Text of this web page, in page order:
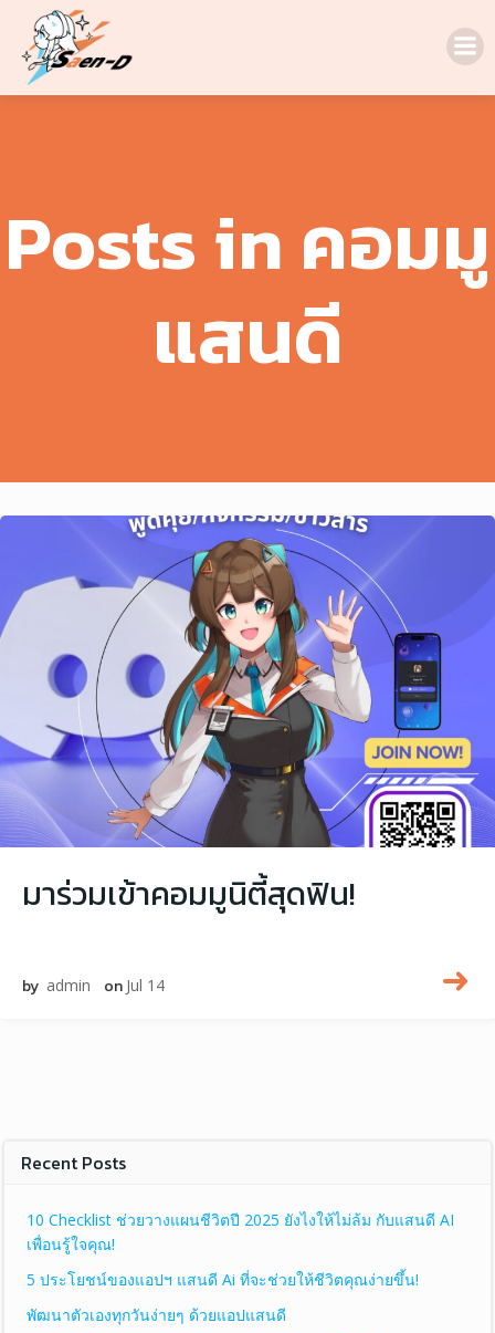
Posts in คอมมู
แสนดี
มาร่วมเข้าคอมมูนิตี้สุดฟิน!
by admin on Jul 14
Recent Posts
10 Checklist ช่วยวางแผนชีวิตปี 2025 ยังไงให้ไม่ล้ม กับแสนดี AI
เพื่อนรู้ใจคุณ!
5 ประโยชน์ของแอปฯ แสนดี Ai ที่จะช่วยให้ชีวิตคุณง่ายขึ้น!
พัฒนาตัวเองทุกวันง่ายๆ ด้วยแอปแสนดี